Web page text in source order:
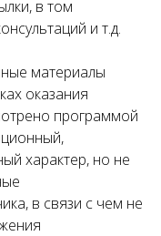
в том
и т.д.
материалы
оказания
программой
характер, но не
в связи с чем не